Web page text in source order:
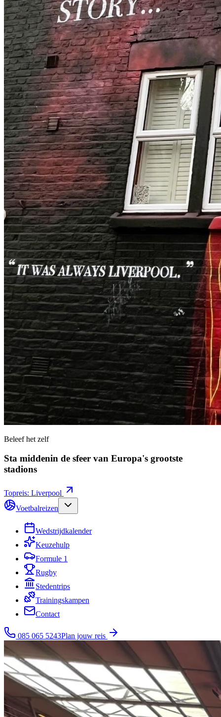
Beleef het zelf
Sta middenin de sfeer van Europa's grootste
stadions
Topreis: Liverpool
Voetbalreizen
Wedstrijdkalender
Keuzehulp
Formule 1
Rugby
Stedentrips
Trainingskampen
Contact
085 065 5243Plan jouw reis